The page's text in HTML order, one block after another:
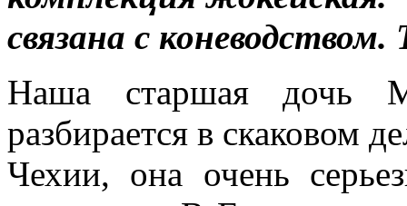
связана с
Наша старшая дочь
разбирается в скаковом
Чехии, она очень